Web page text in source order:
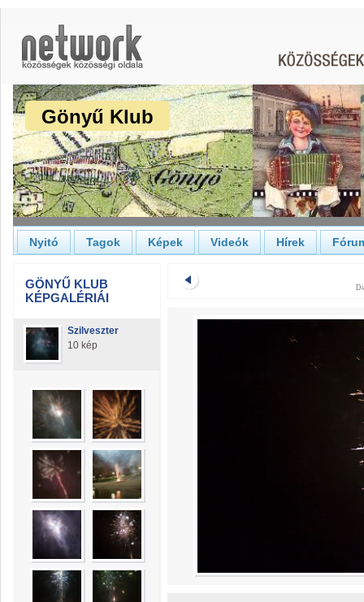
Gönyű Klub
Nyitó Tagok Képek Videók Hírek
GÖNYŰ KLUB
KÉPGALÉRIÁI
Szilveszter
10 kép